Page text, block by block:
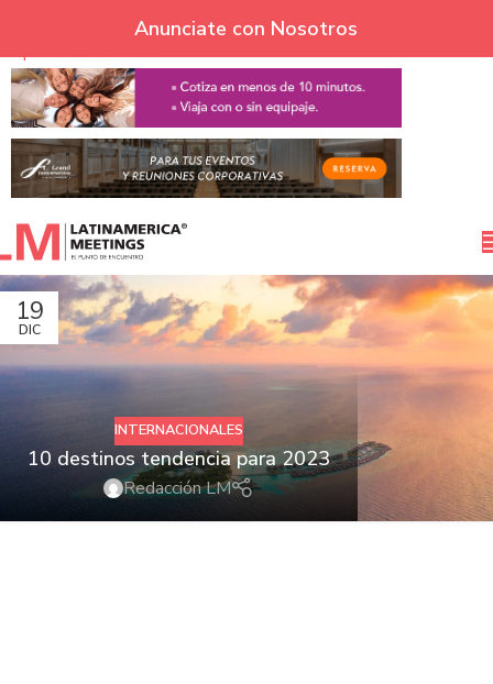
Skip to navigation
Skip to main content
Anunciate con Nosotros
19
DIC
INTERNACIONALES
10 destinos tendencia para 2023
Redacción LM